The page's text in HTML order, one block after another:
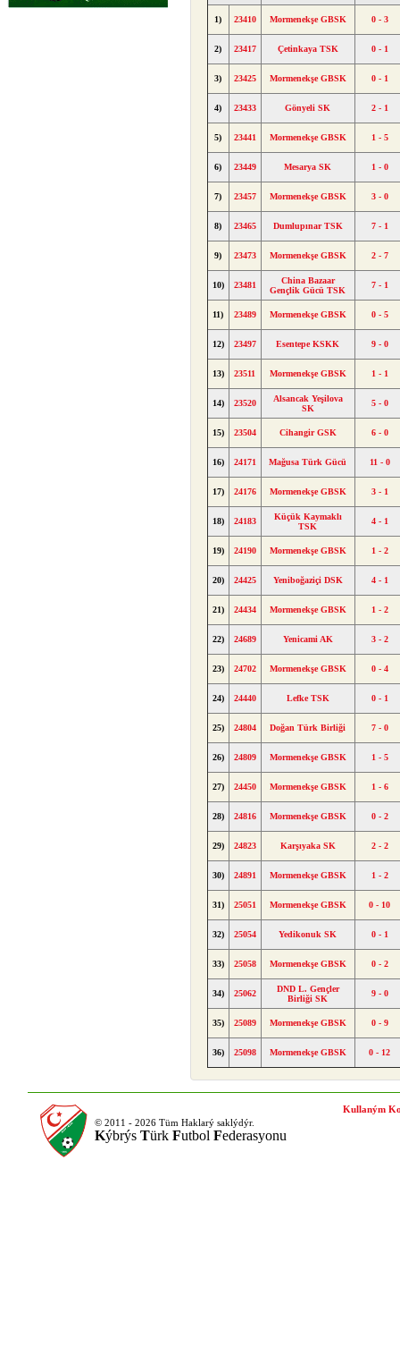
1) 23410 Mormenekşe GBSK 0 - 3
2) 23417 Çetinkaya TSK 0 - 1
3) 23425 Mormenekşe GBSK 0 - 1
4) 23433 Gönyeli SK 2 - 1
5) 23441 Mormenekşe GBSK 1 - 5
6) 23449 Mesarya SK 1 - 0
7) 23457 Mormenekşe GBSK 3 - 0
8) 23465 Dumlupınar TSK 7 - 1
9) 23473 Mormenekşe GBSK 2 - 7
10) 23481
China Bazaar
Gençlik Gücü TSK
7 - 1
11) 23489 Mormenekşe GBSK 0 - 5
12) 23497 Esentepe KSKK 9 - 0
13) 23511 Mormenekşe GBSK 1 - 1
14) 23520
Alsancak Yeşilova
SK
5 - 0
15) 23504 Cihangir GSK 6 - 0
16) 24171 Mağusa Türk Gücü 11 - 0
17) 24176 Mormenekşe GBSK 3 - 1
18) 24183
Küçük Kaymaklı
TSK
4 - 1
19) 24190 Mormenekşe GBSK 1 - 2
20) 24425 Yeniboğaziçi DSK 4 - 1
21) 24434 Mormenekşe GBSK 1 - 2
22) 24689 Yenicami AK 3 - 2
23) 24702 Mormenekşe GBSK 0 - 4
24) 24440 Lefke TSK 0 - 1
25) 24804 Doğan Türk Birliği 7 - 0
26) 24809 Mormenekşe GBSK 1 - 5
27) 24450 Mormenekşe GBSK 1 - 6
28) 24816 Mormenekşe GBSK 0 - 2
29) 24823 Karşıyaka SK 2 - 2
30) 24891 Mormenekşe GBSK 1 - 2
31) 25051 Mormenekşe GBSK 0 - 10
32) 25054 Yedikonuk SK 0 - 1
33) 25058 Mormenekşe GBSK 0 - 2
34) 25062
DND L. Gençler
Birliği SK
9 - 0
35) 25089 Mormenekşe GBSK 0 - 9
36) 25098 Mormenekşe GBSK 0 - 12
© 2011 - 2026 Tüm Haklarý saklýdýr.
Kýbrýs Türk Futbol Federasyonu
Kullaným